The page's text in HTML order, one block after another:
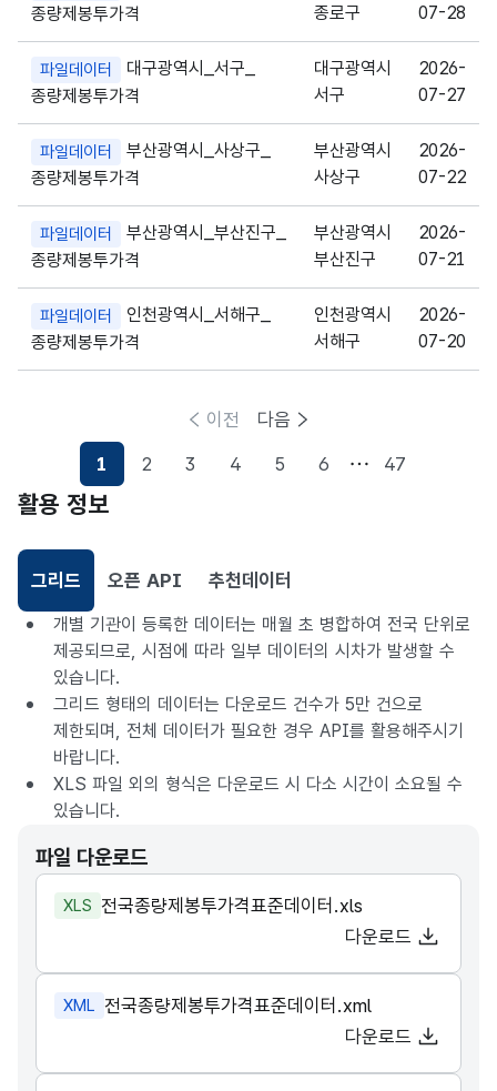
종량제봉투가격 종로구 07-28
파일데이터
대구광역시_서구_
종량제봉투가격
대구광역시
서구
2026-
07-27
파일데이터
부산광역시_사상구_
종량제봉투가격
부산광역시
사상구
2026-
07-22
파일데이터
부산광역시_부산진구_
종량제봉투가격
부산광역시
부산진구
2026-
07-21
파일데이터
인천광역시_서해구_
종량제봉투가격
인천광역시
서해구
2026-
07-20
이전
1
2 3 4 5 6 47
다음
활용 정보
그리드
선택됨
오픈 API 추천데이터
개별 기관이 등록한 데이터는 매월 초 병합하여 전국 단위로
제공되므로, 시점에 따라 일부 데이터의 시차가 발생할 수
있습니다.
그리드 형태의 데이터는 다운로드 건수가 5만 건으로
제한되며, 전체 데이터가 필요한 경우 API를 활용해주시기
바랍니다.
XLS 파일 외의 형식은 다운로드 시 다소 시간이 소요될 수
있습니다.
파일 다운로드
XLS 전국종량제봉투가격표준데이터.xls
다운로드
XML 전국종량제봉투가격표준데이터.xml
다운로드